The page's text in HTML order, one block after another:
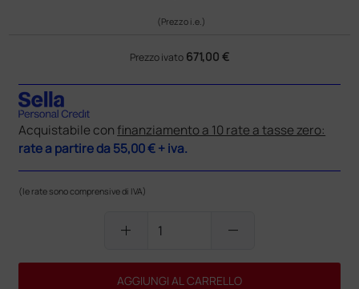
(Prezzo i.e.)
Prezzo ivato 671,00 €
Acquistabile con finanziamento a 10 rate a tasse zero:
rate a partire da55,00 €+ iva.
(le rate sono comprensive di IVA)
add remove
AGGIUNGI AL CARRELLO